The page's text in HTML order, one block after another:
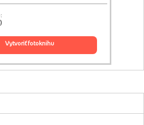
vytvoriť fotoknihu